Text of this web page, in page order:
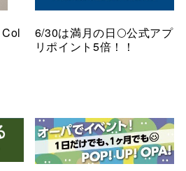
6/30は満月の日🌕公式アプ
リポイント5倍！！